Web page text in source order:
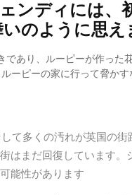
ェンディには、
のように思え
あり、ルーピーが作った
ーピーの家に行って脅かす
て多くの汚れが英国の
はまだ回復しています。
能性があります